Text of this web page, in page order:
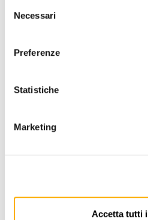
delNecessari
Preferenze
Statistiche
Marketing
Accetta tutti
BEST PRICE GUARANTEED
YOU MAY